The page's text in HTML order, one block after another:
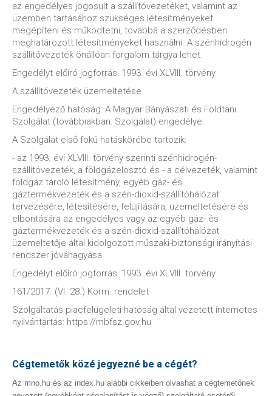
az engedélyes jogosult a szállítóvezetéket, valamint az
üzemben tartásához szükséges létesítményeket
megépíteni és működtetni, továbbá a szerződésben
meghatározott létesítményeket használni. A szénhidrogén
szállítóvezeték önállóan forgalom tárgya lehet.
Engedélyt előíró jogforrás: 1993. évi XLVIII. törvény
A szállítóvezeték üzemeltetése.
Engedélyező hatóság: A Magyar Bányászati és Földtani
Szolgálat (továbbiakban: Szolgálat) engedélye.
A Szolgálat első fokú hatáskörébe tartozik:
- az 1993. évi XLVIII. törvény szerinti szénhidrogén-
szállítóvezeték, a földgázelosztó és - a célvezeték, valamint
földgáz tároló létesítmény, egyéb gáz- és
gáztermékvezeték és a szén-dioxid-szállítóhálózat
tervezésére, létesítésére, felújítására, üzemeltetésére és
elbontására az engedélyes vagy az egyéb gáz- és
gáztermékvezeték és a szén-dioxid-szállítóhálózat
üzemeltetője által kidolgozott műszaki-biztonsági irányítási
rendszer jóváhagyása.
Engedélyt előíró jogforrás: 1993. évi XLVIII. törvény
161/2017. (VI. 28.) Korm. rendelet
Szolgáltatás piacfelügeleti hatóság által vezetett internetes
nyilvántartás: https://mbfsz.gov.hu
Cégtemetők közé jegyezné be a cégét?
Az mno.hu és az index.hu alábbi cikkeiben olvashat a cégtemetőnek